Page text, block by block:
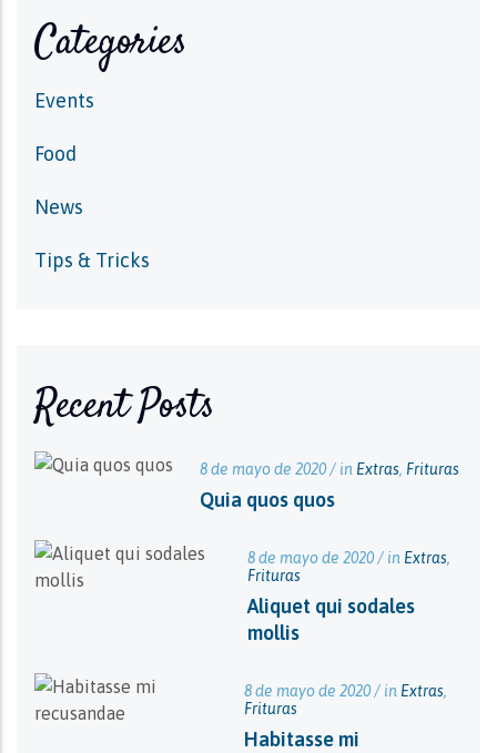
Categories
Events
Food
News
Tips & Tricks
Recent Posts
8 de mayo de 2020 / in Extras, Frituras
Quia quos quos
8 de mayo de 2020 / in Extras,
Frituras
Aliquet qui sodales
mollis
8 de mayo de 2020 / in Extras,
Frituras
Habitasse mi